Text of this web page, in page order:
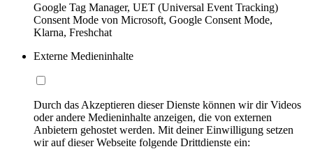
Google Tag Manager, UET (Universal Event Tracking)
Consent Mode von Microsoft, Google Consent Mode,
Klarna, Freshchat
Externe Medieninhalte
Durch das Akzeptieren dieser Dienste können wir dir Videos
oder andere Medieninhalte anzeigen, die von externen
Anbietern gehostet werden. Mit deiner Einwilligung setzen
wir auf dieser Webseite folgende Drittdienste ein: